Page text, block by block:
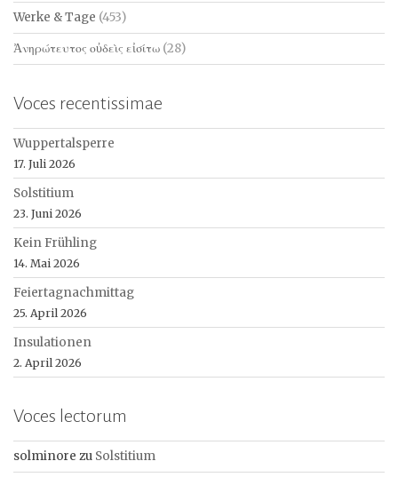
Werke & Tage (453)
Ἀνηρώτευτος οὐδεὶς εἰσίτω (28)
Voces recentissimae
Wuppertalsperre
17. Juli 2026
Solstitium
23. Juni 2026
Kein Frühling
14. Mai 2026
Feiertagnachmittag
25. April 2026
Insulationen
2. April 2026
Voces lectorum
solminore zu Solstitium